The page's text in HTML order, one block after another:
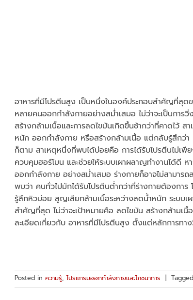
อาหารที่มีโปรตีนสูง เป็นหนึ่งในองค์ประกอบสำคัญที่สุด
หลายคนออกกำลังกายอย่างสม่ำเสมอ ไม่ว่าจะเป็นกา
สร้างกล้ามเนื้อและการลดไขมันเกิดขึ้นช้ากว่าที่คาดไว้
หนัก ออกกำลังกาย หรือสร้างกล้ามเนื้อ แต่กลับรู้สึกว่า
ก็ตาม สาเหตุหนึ่งที่พบได้บ่อยคือ การได้รับโปรตีนไม่เพี
ควบคุมฮอร์โมน และช่วยให้ระบบเผาผลาญทำงานได้ดี
ออกกำลังกาย อย่างสม่ำเสมอ ร่างกายก็อาจไม่สามาร
พบว่า คนทั่วไปมักได้รับโปรตีนต่ำกว่าที่ร่างกายต้องกา
รู้สึกหิวบ่อย สูญเสียกล้ามเนื้อระหว่างลดน้ำหนัก ระบบ
สำคัญที่สุด ไม่ว่าจะเป้าหมายคือ ลดไขมัน สร้างกล้ามเ
ละเอียดเกี่ยวกับ อาหารที่มีโปรตีนสูง ตั้งแต่หลักการทา
Posted in ความรู้, โปรแกรมออกกำลังกายและโภชนาการ | Tagged